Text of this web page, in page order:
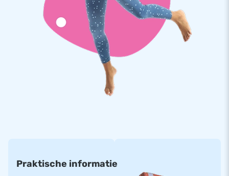
Deze Disco inflatable wordt geleverdinclusief
discoverlichting en een muziekbox.
De inflatable is verstevigd op meerdere punten en
meervoudig gestikt. Gemaakt van hoogwaardig en sterk PVC,
waardoor het duurzaam en gemakkelijk schoon te houden is.
Neem deze inflatable overal mee naartoe en creëer in een
mum van tijd de perfecte opblaasbare feestlocatie!
opblaasbare dromen worden werkelijkheid. Met ons eigen
designteam, deskundige verkopers en in-house
Praktische informatie